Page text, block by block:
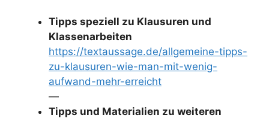
Tipps speziell zu Klausuren und
Klassenarbeiten
https://textaussage.de/allgemeine-tipps-
zu-klausuren-wie-man-mit-wenig-
aufwand-mehr-erreicht
—
Tipps und Materialien zu weiteren